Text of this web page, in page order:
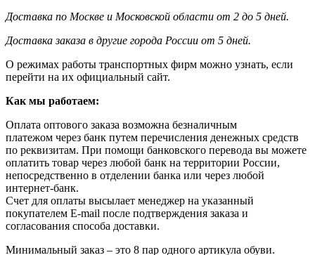
Доставка по Москве и Московской области от 2 до 5 дней.
Доставка заказа в другие города России от 5 дней.
О режимах работы транспортных фирм можно узнать, если
перейти на их официальный сайт.
Как мы работаем:
Оплата оптового заказа возможна безналичным
платежом через банк путем перечисления денежных средств
по реквизитам. При помощи банковского перевода вы можете
оплатить товар через любой банк на территории России,
непосредственно в отделении банка или через любой
интернет-банк.
Счет для оплаты высылает менеджер на указанный
покупателем E-mail после подтверждения заказа и
согласования способа доставки.
Минимальный заказ – это 8 пар одного артикула обуви.